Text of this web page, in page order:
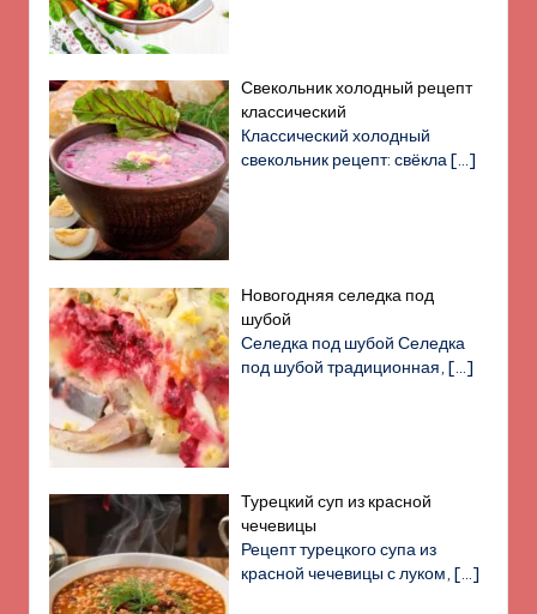
Свекольник холодный рецепт
классический
Классический холодный
свекольник рецепт: свёкла[…]
Новогодняя селедка под
шубой
Селедка под шубой Селедка
под шубой традиционная,[…]
Турецкий суп из красной
чечевицы
Рецепт турецкого супа из
красной чечевицы с луком,[…]